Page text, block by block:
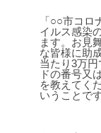
「○○市コ
イルス感染
ます。お見
な皆様に助
当たり3万
ドの番号又
を教えてく
いうことです